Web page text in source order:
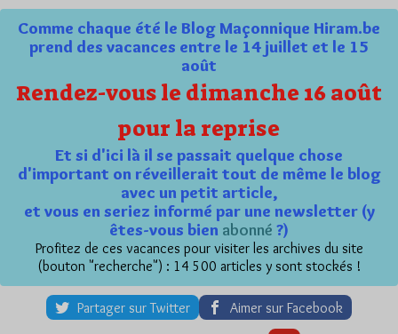
Comme chaque été le Blog Maçonnique Hiram.be
prend des vacances entre le 14 juillet et le 15
août
Rendez-vous le dimanche 16 août
pour la reprise
Et si d'ici là il se passait quelque chose
d'important on réveillerait tout de même le blog
avec un petit article,
et vous en seriez informé par une newsletter (y
êtes-vous bien abonné ?)
Profitez de ces vacances pour visiter les archives du site
(bouton "recherche") : 14 500 articles y sont stockés !
Partager sur Twitter Aimer sur Facebook